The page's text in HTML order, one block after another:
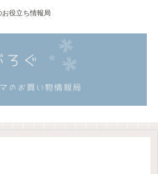
お役立ち情報局